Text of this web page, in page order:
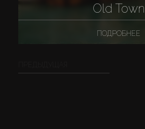
Old Town
ПОДРОБНЕЕ